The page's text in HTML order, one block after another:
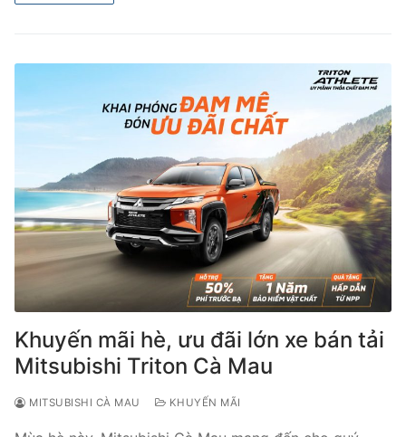
Khuyến mãi hè, ưu đãi lớn xe bán tải
Mitsubishi Triton Cà Mau
MITSUBISHI CÀ MAU KHUYẾN MÃI